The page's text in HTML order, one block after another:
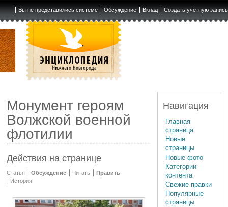
Вы не представились системе Обсуждение Вклад Создать учётную запись
Монумент героям
Волжской военной
флотилии
Действия на странице
Статья Обсуждение Читать
Править
История
Навигация
Главная
страница
Новые
страницы
Новые фото
Категории
контента
Свежие правки
Популярные
страницы